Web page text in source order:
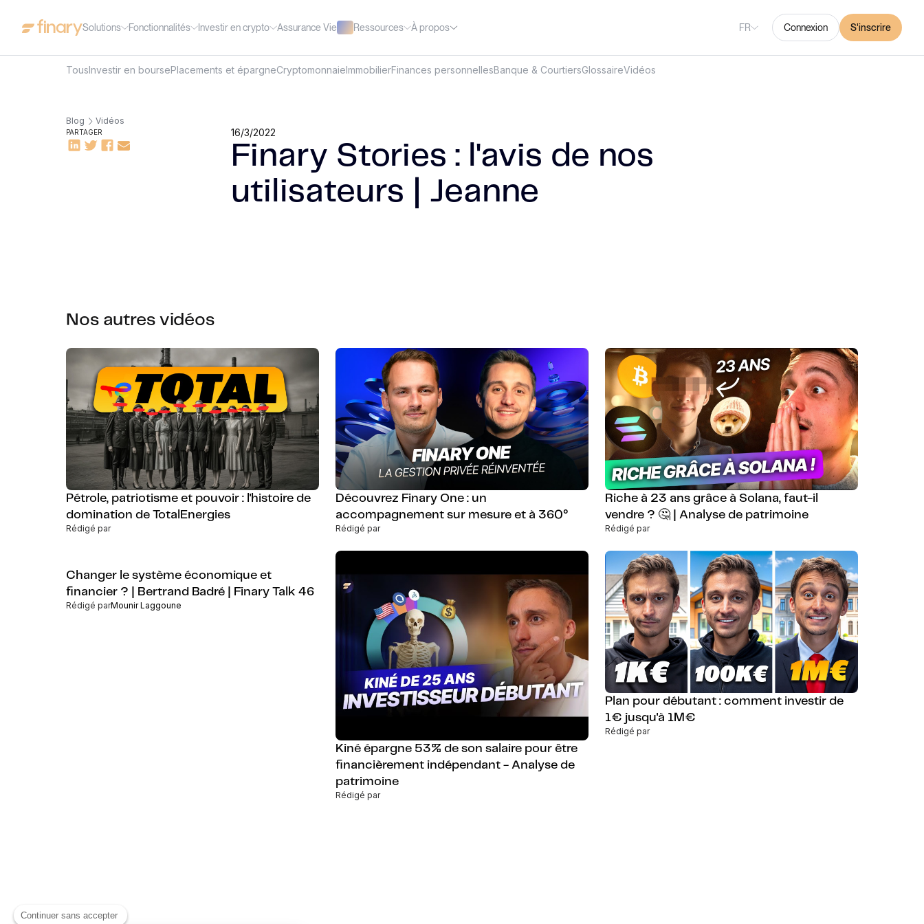
Continuer sans accepter
Solutions Fonctionnalités Investir en crypto Assurance Vie Ressources À propos FR Connexion S'inscrire
TousInvestir en boursePlacements et épargneCryptomonnaieImmobilierFinances personnellesBanque & CourtiersGlossaireVidéos
Blog Vidéos
PARTAGER 16/3/2022
Finary Stories : l'avis de nos
utilisateurs | Jeanne
Nos autres vidéos
Pétrole, patriotisme et pouvoir : l'histoire de
domination de TotalEnergies
Rédigé par
Découvrez Finary One : un
accompagnement sur mesure et à 360°
Rédigé par
Riche à 23 ans grâce à Solana, faut-il
vendre ? 🤔 | Analyse de patrimoine
Rédigé par
Changer le système économique et
financier ? | Bertrand Badré | Finary Talk 46
Rédigé parMounir Laggoune
Kiné épargne 53% de son salaire pour être
financièrement indépendant - Analyse de
patrimoine
Rédigé par
Plan pour débutant : comment investir de
1€ jusqu'à 1M€
Rédigé par